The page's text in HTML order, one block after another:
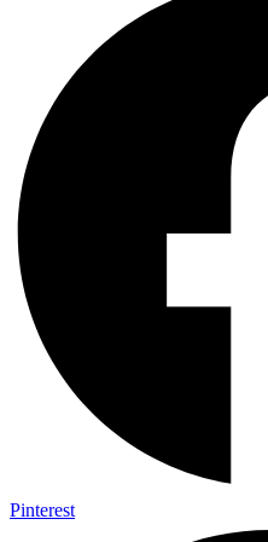
Pinterest